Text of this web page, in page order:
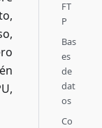
FT
P
Bas
es
de
dat
os
Co